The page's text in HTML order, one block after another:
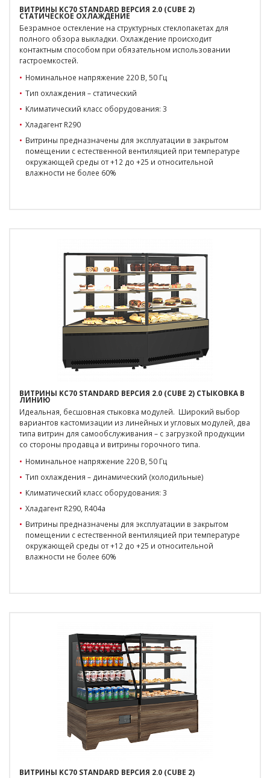
ВИТРИНЫ KC70 STANDARD ВЕРСИЯ 2.0 (CUBE 2)
СТАТИЧЕСКОЕ ОХЛАЖДЕНИЕ
Безрамное остекление на структурных стеклопакетах для
полного обзора выкладки. Охлаждение происходит
контактным способом при обязательном использовании
гастроемкостей.
Номинальное напряжение 220 В, 50 Гц
Тип охлаждения – статический
Климатический класс оборудования: 3
Хладагент R290
Витрины предназначены для эксплуатации в закрытом
помещении с естественной вентиляцией при температуре
окружающей среды от +12 до +25 и относительной
влажности не более 60%
ВИТРИНЫ KC70 STANDARD ВЕРСИЯ 2.0 (CUBE 2) СТЫКОВКА В
ЛИНИЮ
Идеальная, бесшовная стыковка модулей. Широкий выбор
вариантов кастомизации из линейных и угловых модулей, два
типа витрин для самообслуживания – с загрузкой продукции
со стороны продавца и витрины горочного типа.
Номинальное напряжение 220 В, 50 Гц
Тип охлаждения – динамический (холодильные)
Климатический класс оборудования: 3
Хладагент R290, R404a
Витрины предназначены для эксплуатации в закрытом
помещении с естественной вентиляцией при температуре
окружающей среды от +12 до +25 и относительной
влажности не более 60%
ВИТРИНЫ KC70 STANDARD ВЕРСИЯ 2.0 (CUBE 2)